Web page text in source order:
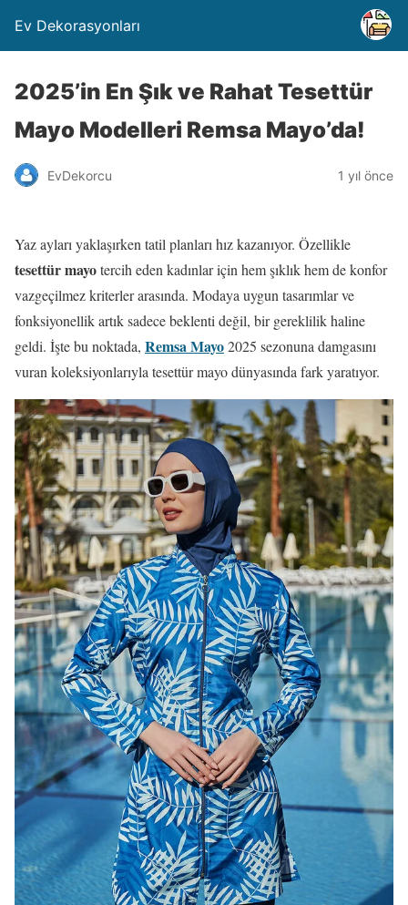
Ev Dekorasyonları
2025’in En Şık ve Rahat Tesettür
Mayo Modelleri Remsa Mayo’da!
EvDekorcu 1 yıl önce
Yaz ayları yaklaşırken tatil planları hız kazanıyor. Özellikle
tesettür mayotercih eden kadınlar için hem şıklık hem de konfor
vazgeçilmez kriterler arasında. Modaya uygun tasarımlar ve
fonksiyonellik artık sadece beklenti değil, bir gereklilik haline
geldi. İşte bu noktada, Remsa Mayo2025 sezonuna damgasını
vuran koleksiyonlarıyla tesettür mayo dünyasında fark yaratıyor.